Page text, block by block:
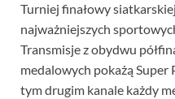
Turniej finałowy
najważniejszych
Transmisje z obydwu
medalowych pokażą Super
tym drugim kanale każdy